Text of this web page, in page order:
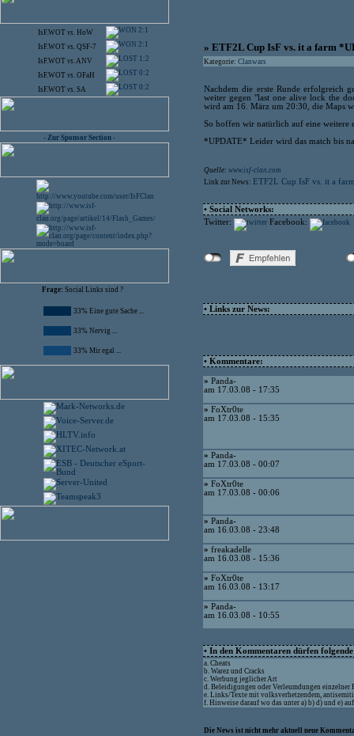
IsF.WOT vs. HoW 2:1
IsF.WOT vs. QSF-7 2:1
IsF.WOT vs.ANV 1:2
IsF.WOT vs. OFaH 0:2
IsF.WOT vs. SA 0:2
- Zur Sponsor Section -
Frage: Social Links sind ?
33% Eine gute Sache ...
33% Nervig ...
33% Mir egal ...
» ETF2L Cup IsF vs. it a farm
Kategorie: Clanwars
Nachdem die erste Runde erfolgreich
weiter gegen "last one alive lock the
wird am 16. März um 20:30, die Maps
So hoffen wir natürlich auf eine weitere
*UPDATE* Leider wird das match bis
Quelle: www.isf-clan.com
Link zur News: ETF2L Cup IsF vs. it a
• Social Networks:
Twitter:
Facebook:
• Links zur News:
• Kommentare:
» Panda-
am 17.03.08 - 17:35
» FoXtr0te
am 17.03.08 - 15:35
» Panda-
am 17.03.08 - 00:07
» FoXtr0te
am 17.03.08 - 00:06
» Panda-
am 16.03.08 - 23:48
» freakadelle
am 16.03.08 - 15:36
» FoXtr0te
am 16.03.08 - 13:17
» Panda-
am 16.03.08 - 10:55
• In den Kommentaren dürfen
a. Cheats
b. Warez und Cracks
c. Werbung jeglicher Art
d. Beleidigungen oder Verleumdungen einzelner
e. Links/Texte mit volksverhetzendem,
f. Hinweise darauf wo das unter a) b) d) und e)
Die News ist nicht mehr aktuell neue